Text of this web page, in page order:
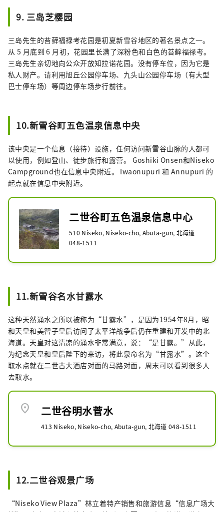
9. 三岛芝樱园
三岛先生的苔藓福禄考花园是初夏新雪谷地区的著名景点之一。
从 5 月底到 6 月初，花园里长满了深粉色和白色的苔藓福禄考。
三岛先生亲切地向公众开放知拉诺花园。没有停车位，因为它是
私人财产。请利用旭丘公园停车场、九头山公园停车场（有大型
巴士停车场）等周边停车场步行前往。
10.新雪谷町五色温泉信息中央
该中央是一个信息（接待）设施，任何访问新雪谷山脉的人都可
以使用，例如登山、徒步旅行和露营。 Goshiki Onsen和Niseko
Campground也在信息中央附近。 Iwaonupuri 和 Annupuri 的
起点就在信息中央附近。
二世谷町五色温泉信息中心
510 Niseko, Niseko-cho, Abuta-gun, 北海道
048-1511
11.新雪谷名水甘露水
这种天然涌水之所以被称为“甘露水”，是因为1954年8月，昭
和天皇和美智子皇后访问了太平洋战争后仍在重建和开发中的北
海道。天皇对这清凉的涌水非常满意，说：“是甘露。”从此，
为纪念天皇和皇后陛下的来访，将此泉命名为“甘露水”。这个
取水点就在二世古大酒店对面的马路对面，周末可以看到很多人
去取水。
location_on 二世谷明水菅水
413 Niseko, Niseko-cho, Abuta-gun, 北海道 048-1511
12.二世谷观景广场
“Niseko View Plaza”林立着特产销售和旅游信息“信息广场大